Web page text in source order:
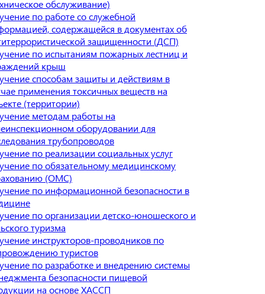
обслуживание)
по работе со служебной
содержащейся в документах об
защищенности (ДСП)
по испытаниям пожарных лестниц и
крыш
способам защиты и действиям в
применения токсичных веществ на
(территории)
методам работы на
оборудовании для
трубопроводов
по реализации социальных услуг
по обязательному медицинскому
(ОМС)
по информационной безопасности в
по организации детско-юношеского и
туризма
инструкторов-проводников по
туристов
по разработке и внедрению системы
безопасности пищевой
на основе ХАССП